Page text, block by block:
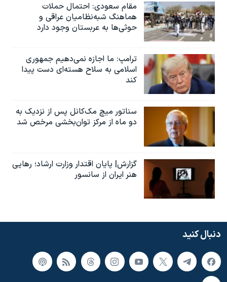
مقام سعودی: احتمال حملات
هماهنگ شبه‌نظامیان عراقی و
حوثی‌ها به عربستان وجود دارد
ترامپ: ما اجازه نمی‌دهیم جمهوری
اسلامی به سلاح هسته‌ای دست پیدا
کند
سناتور میچ مک‌کانل پس از نزدیک به
دو ماه از مرکز توان‌بخشی مرخص شد
گزارش| پایان اقتدار وزارت ارشاد؛ رهایی
هنر ایران از سانسور
دنبال کنید